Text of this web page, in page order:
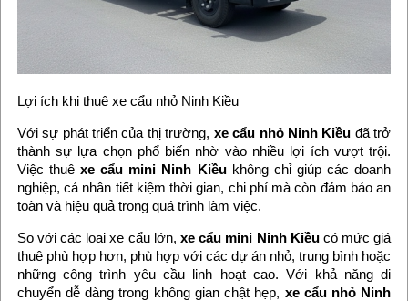
Lợi ích khi thuê xe cẩu nhỏ Ninh Kiều
Với sự phát triển của thị trường, xe cẩu nhỏ Ninh Kiều đã trở
thành sự lựa chọn phổ biến nhờ vào nhiều lợi ích vượt trội.
Việc thuêxe cẩu mini Ninh Kiềukhông chỉ giúp các doanh
nghiệp, cá nhân tiết kiệm thời gian, chi phí mà còn đảm bảo an
toàn và hiệu quả trong quá trình làm việc.
So với các loại xe cẩu lớn, xe cẩu mini Ninh Kiềucó mức giá
thuê phù hợp hơn, phù hợp với các dự án nhỏ, trung bình hoặc
những công trình yêu cầu linh hoạt cao. Với khả năng di
chuyển dễ dàng trong không gian chật hẹp, xe cẩu nhỏ Ninh